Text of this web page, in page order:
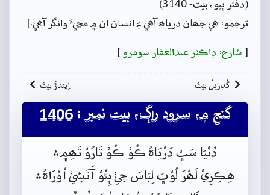
(دفتر ٻيو، بيت- 3140)
ترجمو: هي جھان درياھ آهي ۽ انسان ان ۾ مڇيءَ وانگر آهي.]
[ شارح: ڊاڪٽر عبدالغفار سومرو ]
گُذريلُ بيتُ اِيندڙُ بيتُ
گنج ۾، سرود راڳ، بيت نمبر : 1406
دُنْيَا سَڀْ دَرْيَاہُ ڪُوْ ڪُوْ تَارُوْ تَھِم﮼﮶
هِڪِرِيْ لَھْرَ لُوْڀَ لِبَاسَ جِيْ ٻِئُوْ آَتَشِيْ اُوْرَاہُ﮶